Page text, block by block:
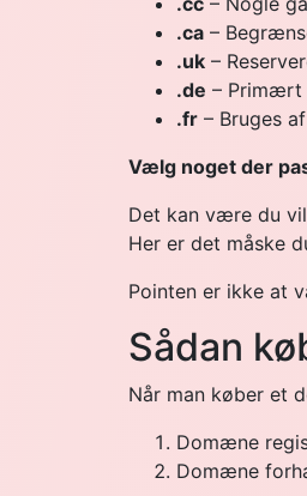
.ca –
.uk –
.de – Primært
.fr – Bruges
Vælg noget der
Det kan være du
Her er det måske
Pointen er ikke at
Sådan
Når man køber et
Domæne
Domæne